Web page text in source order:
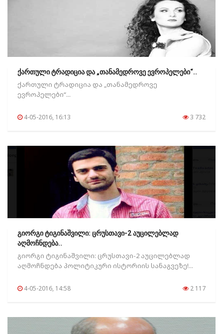
ქართული ტრადიცია და „თანამედროვე ევროპელები“..
ქართული ტრადიცია და „თანამედროვე
ევროპელები“...
4-05-2016, 16:13 3 732
გიორგი ტიგინაშვილი: ცრუსთავი-2 აუცილებლად
აღმოჩნდება..
გიორგი ტიგინაშვილი: ცრუსთავი-2 აუცილებლად
აღმოჩნდება პოლიტიკური ისტორიის სანაგვეზე!...
4-05-2016, 14:58 2 117